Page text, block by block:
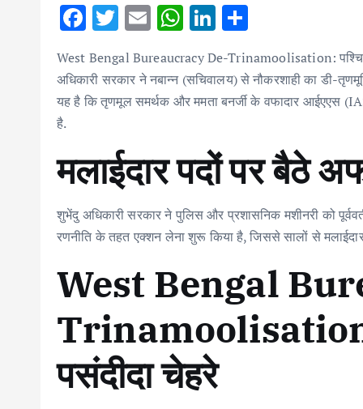
F
e
b
k
T
w
it
te
E
ai
l
W
at
s
p
Li
k
e
n
ar
e
West Bengal ‍Bureaucracy De-Trinamoolisation:
अधिकारी सरकार ने नबान्न (सचिवालय) से नौकरशाही का
यह है कि तृणमूल समर्थक और ममता बनर्जी के वफादार आईएएस
है.
मलाईदार पदों पर बैठे
शुभेंदु अधिकारी सरकार ने पुलिस और प्रशासनिक मशीनरी को
रणनीति के तहत एक्शन लेना शुरू किया है, जिससे सालों से
West Bengal
Trinamoolisation:
पसंदीदा चेहरे